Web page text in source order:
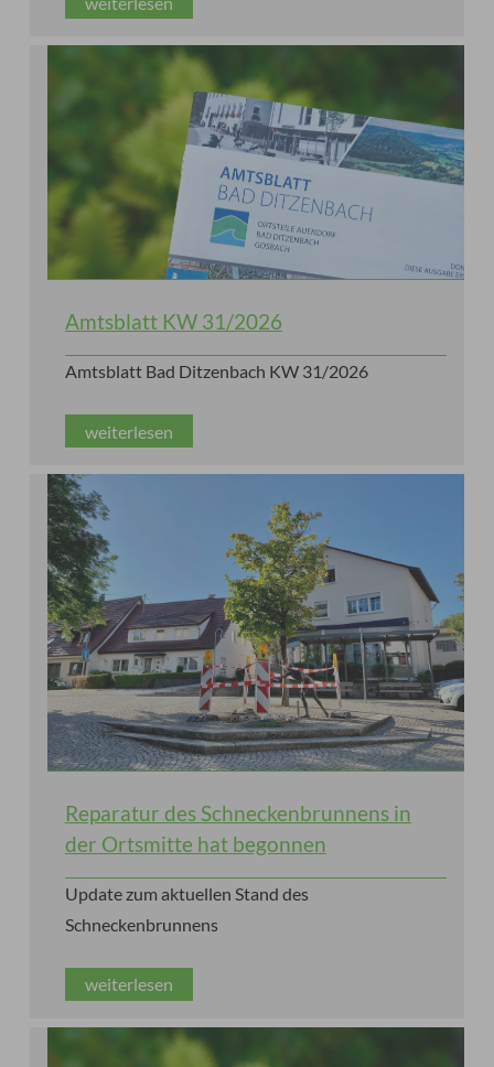
Amtsblatt KW 31/2026
Amtsblatt Bad Ditzenbach KW 31/2026
weiterlesen
Reparatur des Schneckenbrunnens in
der Ortsmitte hat begonnen
Update zum aktuellen Stand des
Schneckenbrunnens
weiterlesen